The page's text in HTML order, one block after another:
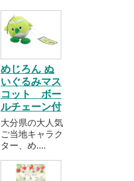
めじろん ぬ
いぐるみマス
コット ボー
ルチェーン付
大分県の大人気
ご当地キャラク
ター、め....